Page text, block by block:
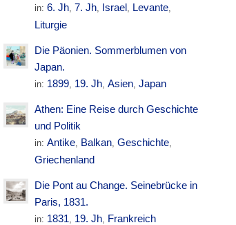
in:6. Jh, 7. Jh, Israel, Levante,
Liturgie
Die Päonien. Sommerblumen von
Japan.
in: 1899, 19. Jh,Asien,Japan
Athen: Eine Reise durch Geschichte
und Politik
in:Antike, Balkan,Geschichte,
Griechenland
Die Pont au Change. Seinebrücke in
Paris, 1831.
in: 1831, 19. Jh, Frankreich